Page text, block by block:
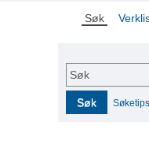
Søk
Søk
Søk Søketips